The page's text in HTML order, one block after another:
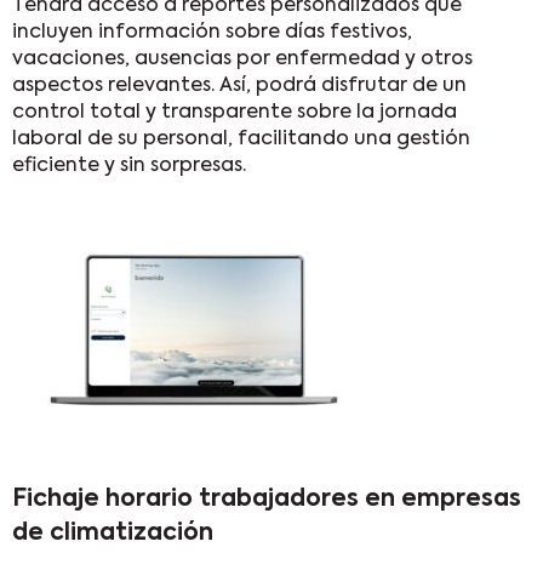
Tendrá acceso a reportes personalizados que
incluyen información sobre días festivos,
vacaciones, ausencias por enfermedad y otros
aspectos relevantes. Así, podrá disfrutar de un
control total y transparente sobre la jornada
laboral de su personal, facilitando una gestión
eficiente y sin sorpresas.
Fichaje horario trabajadores en empresas
de climatización